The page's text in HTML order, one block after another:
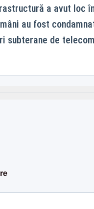
a avut loc
au fost
subterane de